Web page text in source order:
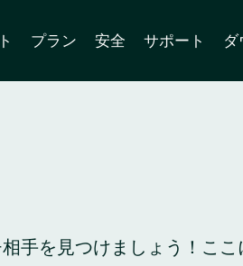
プラン 安全 サポート ダ
手を見つけましょう！こ